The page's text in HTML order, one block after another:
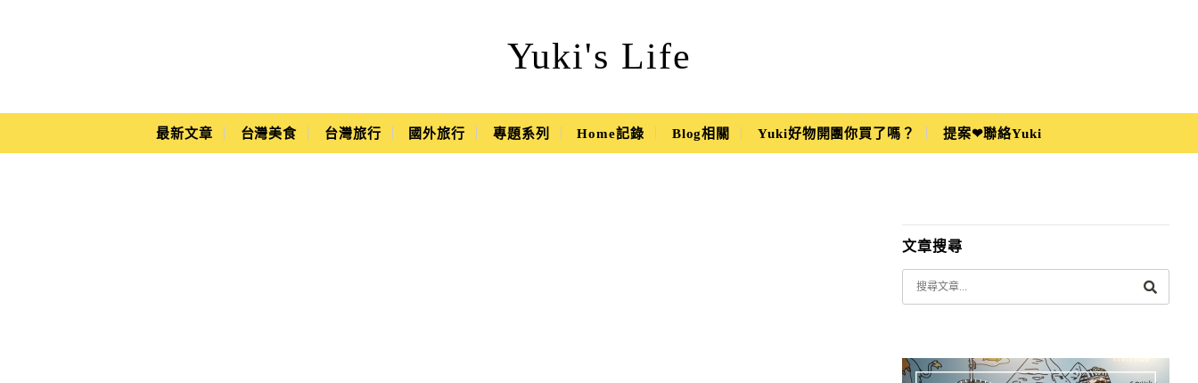
Yuki's Life
Yuki's Life
Main Menu
最新文章 台灣美食 台灣旅行 國外旅行 專題系列 Home記錄 Blog相關 Yuki好物開團你買了嗎？ 提案❤聯絡Yuki
文章搜尋